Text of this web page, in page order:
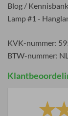
Blog / Kennisbank
Lamp #1 -
KVK-nummer:
BTW-nummer: